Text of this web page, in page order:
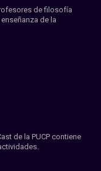
de filosofía
de la
de la PUCP contiene